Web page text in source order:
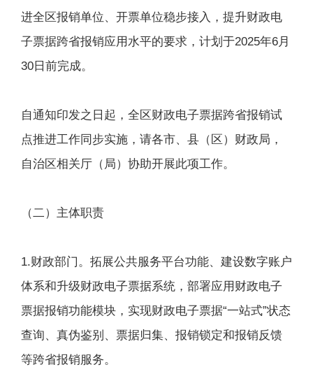
进全区报销单位、开票单位稳步接入，提升财政电
子票据跨省报销应用水平的要求，计划于2025年6月
30日前完成。
自通知印发之日起，全区财政电子票据跨省报销试
点推进工作同步实施，请各市、县（区）财政局，
自治区相关厅（局）协助开展此项工作。
（二）主体职责
1.财政部门。拓展公共服务平台功能、建设数字账户
体系和升级财政电子票据系统，部署应用财政电子
票据报销功能模块，实现财政电子票据“一站式”状态
查询、真伪鉴别、票据归集、报销锁定和报销反馈
等跨省报销服务。